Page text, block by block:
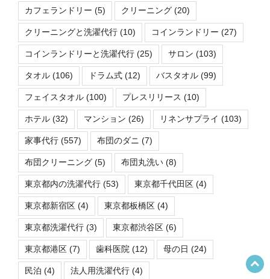
カフェランドリー (5) クリーニング (20)
クリーニングと洗濯代行 (10) コインランドリー (27)
コインランドリーと洗濯代行 (25) サロン (103)
タオル (106) ドラム式 (12) バスタオル (99)
フェイスタオル (100) プレスリリース (10)
ホテル (32) マンション (26) リネンサプライ (103)
家事代行 (557) 布団のダニ (7)
布団クリーニング (5) 布団丸洗い (8)
東京都内の洗濯代行 (53) 東京都千代田区 (4)
東京都新宿区 (4) 東京都板橋区 (4)
東京都洗濯代行 (3) 東京都渋谷区 (6)
東京都港区 (7) 歯科医院 (12) 母の日 (24)
民泊 (4) 法人用洗濯代行 (4)